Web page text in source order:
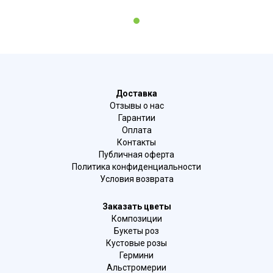
1
Доставка
Отзывы о нас
Гарантии
Оплата
Контакты
Публичная оферта
Политика конфиденциальности
Условия возврата
Заказать цветы
Композиции
Букеты роз
Кустовые розы
Гермини
Альстромерии